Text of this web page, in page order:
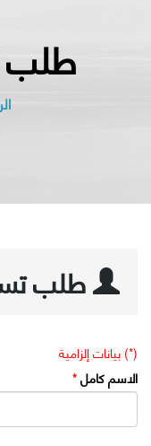
طلب
طلب
(*) بيانات إلزامية
الاسم كامل *